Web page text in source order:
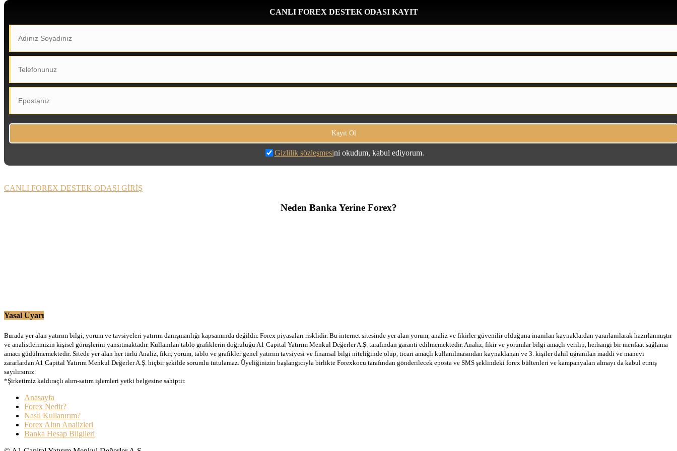
CANLI FOREX DESTEK ODASI KAYIT
Gizlilik sözleşmesini okudum, kabul ediyorum.
CANLI FOREX DESTEK ODASI GİRİŞ
Neden Banka Yerine Forex?
Yasal Uyarı
Burada yer alan yatırım bilgi, yorum ve tavsiyeleri yatırım danışmanlığı kapsamında değildir. Forex piyasaları risklidir. Bu internet sitesinde yer alan yorum, analiz ve fikirler güvenilir olduğuna inanılan kaynaklardan yararlanılarak hazırlanmıştır
ve analistlerimizin kişisel görüşlerini yansıtmaktadır. Kullanılan tablo grafiklerin doğruluğu A1 Capital Yatırım Menkul Değerler A.Ş. tarafından garanti edilmemektedir. Analiz, fikir ve yorumlar bilgi amaçlı verilip, herhangi bir menfaat sağlama
amacı güdülmemektedir. Sitede yer alan her türlü Analiz, fikir, yorum, tablo ve grafikler genel yatırım tavsiyesi ve finansal bilgi niteliğinde olup, ticari amaçlı kullanılmasından kaynaklanan ve 3. kişiler dahil uğranılan maddi ve manevi
zararlardan A1 Capital Yatırım Menkul Değerler A.Ş. hiçbir şekilde sorumlu tutulamaz. Üyeliğinizin başlangıcıyla birlikte Forexkocu tarafından gönderilecek eposta ve SMS şeklindeki forex bültenleri ve kampanyaları almayı da kabul etmiş
sayılırsınız.
*Şirketimiz kaldıraçlı alım-satım işlemleri yetki belgesine sahiptir.
Anasayfa
Forex Nedir?
Nasıl Kullanırım?
Forex Altın Analizleri
Banka Hesap Bilgileri